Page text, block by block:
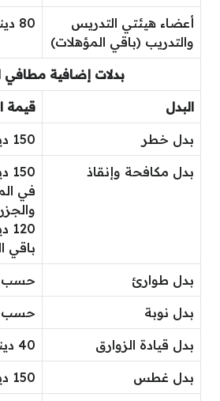
أعضاء هيئتي التدريس
والتدريب (باقي المؤهلات)
80 دينارًا كويتيًا
بدلات إضافية مطافي
البدل قيمة
بدل خطر 150 دينارًا كويتيًا
بدل مكافحة وإنقاذ
في
باقي
بدل طوارئ حسب
بدل نوبة حسب
بدل قيادة الزوارق 40 دينارًا كويتيًا
بدل غطس 150 دينارًا كويتيًا